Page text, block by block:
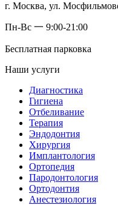
г. Москва, ул.
Пн-Вс 一 9:00-21:00
Бесплатная парковка
Наши услуги
Диагностика
Гигиена
Отбеливание
Терапия
Эндодонтия
Хирургия
Имплантология
Ортопедия
Пародонтология
Ортодонтия
Анестезиология